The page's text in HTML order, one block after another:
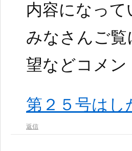
内容になって
みなさんご
望などコメ
第２５号はし
返信